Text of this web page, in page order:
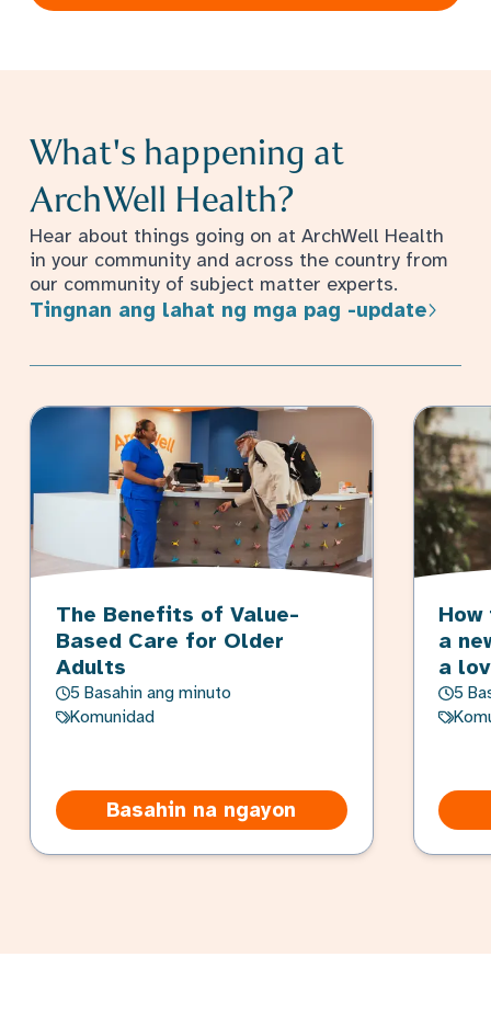
What's happening at
ArchWell Health?
Hear about things going on at ArchWell Health
in your community and across the country from
our community of subject matter experts.
Tingnan ang lahat ng mga pag -update
The Benefits of Value-
Based Care for Older
Adults
5 Basahin ang minuto
Komunidad
Basahin na ngayon
a
a
5